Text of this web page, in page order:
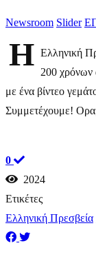
Newsroom Slider
Η Ελληνική
200 χρόνων
με ένα βίντεο
Συμμετέχουμε!
0
2024
Ετικέτες
Ελληνική Πρεσβεία